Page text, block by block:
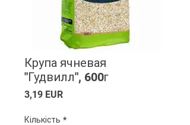
Крупа ячневая
"Гудвилл", 600г
3,19 EURЦіна
Кількість *